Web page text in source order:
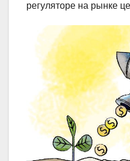
регуляторе на рынке